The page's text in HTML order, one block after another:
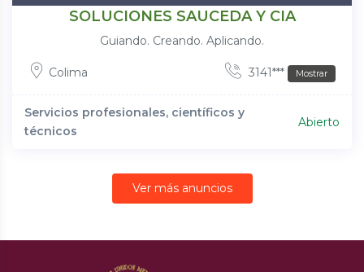
SOLUCIONES SAUCEDA Y CIA
Guiando. Creando. Aplicando.
Colima 3141*** Mostrar
Servicios profesionales, científicos y
técnicos
Abierto
Ver más anuncios